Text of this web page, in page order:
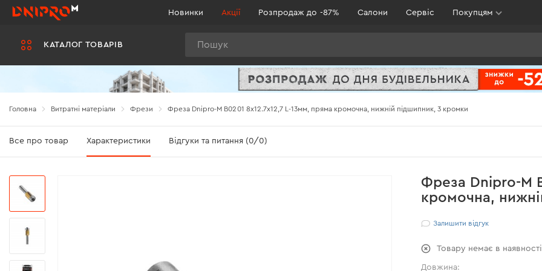
КАТАЛОГ ТОВАРІВ
Новинки Акції Розпродаж до -87% Салони Сервіс Покупцям
Головна Витратні матеріали Фрези Фреза Dnipro-M В0201 8x12.7х12,7 L-13мм, пряма кромочна, нижній підшипник, 3 кромки
Все про товар Характеристики Відгуки та питання (0/0)
Фреза Dnipro-M
кромочна,
Залишити відгук
Товару немає в наявності
Довжина: